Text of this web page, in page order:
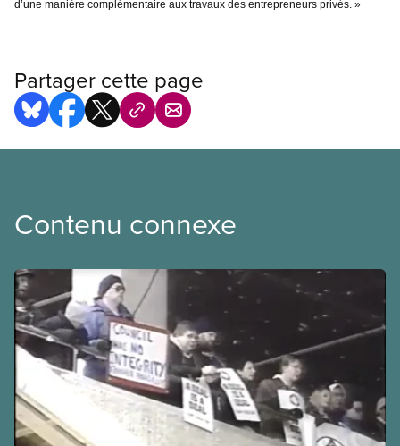
d’une manière complémentaire aux travaux des entrepreneurs privés. »
Partager cette page
Contenu connexe